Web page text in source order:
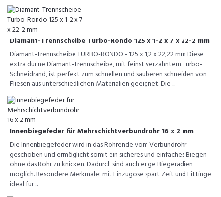
Diamant-Trennscheibe Turbo-Rondo 125 x 1-2 x 7 x 22-2 mm
Diamant-Trennscheibe TURBO-RONDO - 125 x 1,2 x 22,22 mm Diese
extra dünne Diamant-Trennscheibe, mit feinst verzahntem Turbo-
Schneidrand, ist perfekt zum schnellen und sauberen schneiden von
Fliesen aus unterschiedlichen Materialien geeignet. Die ...
Innenbiegefeder für Mehrschichtverbundrohr 16 x 2 mm
Die Innenbiegefeder wird in das Rohrende vom Verbundrohr
geschoben und ermöglicht somit ein sicheres und einfaches Biegen
ohne das Rohr zu knicken. Dadurch sind auch enge Biegeradien
möglich. Besondere Merkmale: mit Einzugöse spart Zeit und Fittinge
ideal für ...